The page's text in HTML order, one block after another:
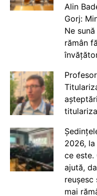
Alin
Gorj:
Ne
rămân
2026, la
ce este.
ajută,
reușesc
mai